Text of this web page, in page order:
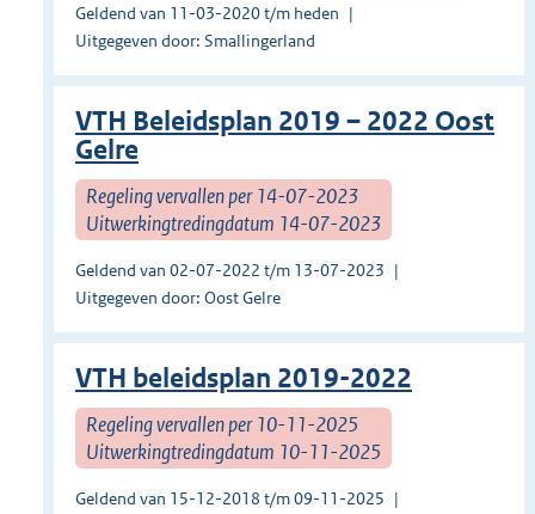
Geldend van 11-03-2020 t/m heden
Uitgegeven door: Smallingerland
VTH Beleidsplan 2019 – 2022 Oost
Gelre
Regeling vervallen per 14-07-2023
Uitwerkingtredingdatum 14-07-2023
Geldend van 02-07-2022 t/m 13-07-2023
Uitgegeven door: Oost Gelre
VTH beleidsplan 2019-2022
Regeling vervallen per 10-11-2025
Uitwerkingtredingdatum 10-11-2025
Geldend van 15-12-2018 t/m 09-11-2025